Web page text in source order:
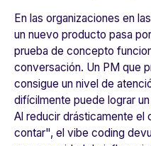
En las organizaciones en
un nuevo producto pasa
prueba de concepto
conversación. Un PM que
consigue un nivel de
difícilmente puede lograr un
Al reducir drásticamente el
contar", el vibe coding